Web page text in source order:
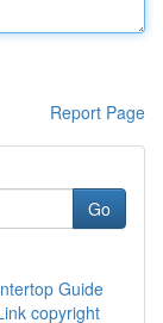
Report Page
Go
Guide
copyright